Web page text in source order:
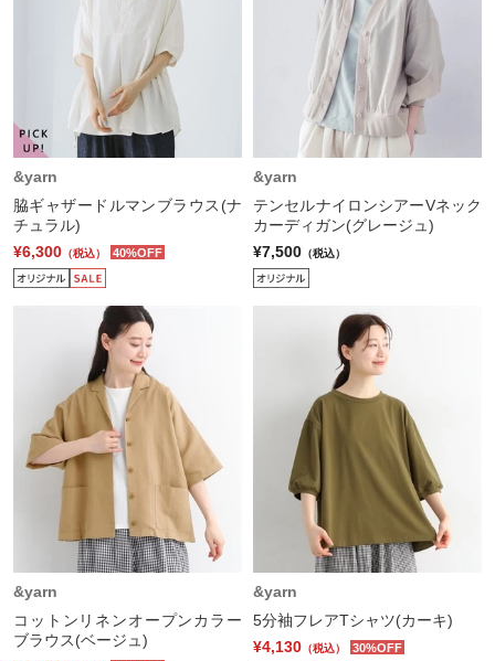
&yarn
脇ギャザードルマンブラウス(ナ
チュラル)
¥6,300 （税込） 40%OFF
&yarn
テンセルナイロンシアーVネック
カーディガン(グレージュ)
¥7,500 （税込）
&yarn
コットンリネンオープンカラー
ブラウス(ベージュ)
&yarn
5分袖フレアTシャツ(カーキ)
¥4,130 （税込） 30%OFF